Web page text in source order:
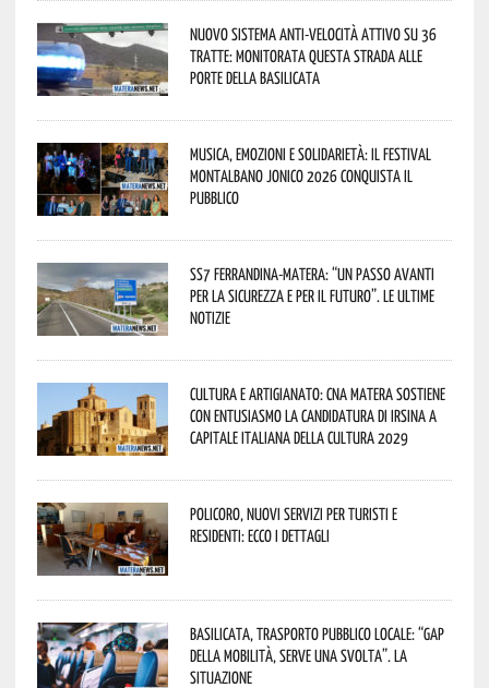
Nuovo sistema anti-velocità attivo su 36
tratte: monitorata questa strada alle
porte della Basilicata
Musica, emozioni e solidarietà: il Festival
Montalbano Jonico 2026 conquista il
pubblico
SS7 Ferrandina-Matera: “Un passo avanti
per la sicurezza e per il futuro”. Le ultime
notizie
Cultura e Artigianato: CNA Matera sostiene
con entusiasmo la candidatura di Irsina a
Capitale Italiana della Cultura 2029
Policoro, nuovi servizi per turisti e
residenti: ecco i dettagli
Basilicata, trasporto pubblico locale: “Gap
della mobilità, serve una svolta”. La
situazione